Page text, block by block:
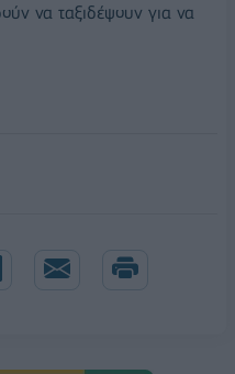
να ταξιδέψουν για να